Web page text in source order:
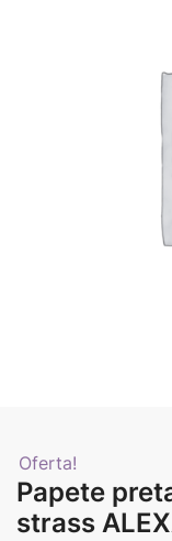
Oferta!
Papete
strass